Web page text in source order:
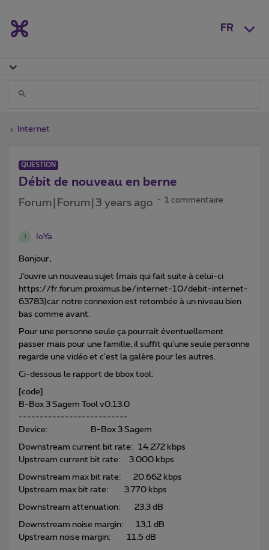
FR
Internet
QUESTION
Débit de nouveau en berne
Forum|Forum|3 years ago 1 commentaire
IoYa
Bonjour,
J’ouvre un nouveau sujet (mais qui fait suite à celui-ci
https://fr.forum.proximus.be/internet-10/debit-internet-
63783)​car notre connexion est retombée à un niveau bien
bas comme avant.
Pour une personne seule ça pourrait éventuellement
passer mais pour une famille, il suffit qu'une seule personne
regarde une vidéo et c'est la galère pour les autres.
Ci-dessous le rapport de bbox tool:
[code]
B-Box 3 Sagem Tool v0.13.0
--------------------------
Device: B-Box 3 Sagem
Downstream current bit rate: 14.272 kbps
Upstream current bit rate: 3.000 kbps
Downstream max bit rate: 20.662 kbps
Upstream max bit rate: 3.770 kbps
Downstream attenuation: 23,3 dB
Downstream noise margin: 13,1 dB
Upstream noise margin: 11,5 dB